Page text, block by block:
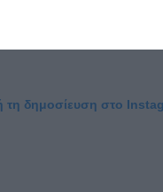
τη δημοσίευση στο